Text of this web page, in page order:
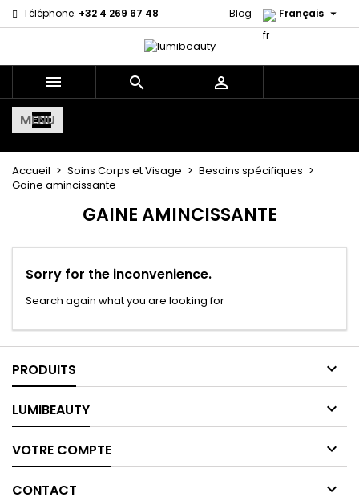
Téléphone: +32 4 269 67 48 Français 
Blog
  
MENU
Accueil Soins Corps et Visage
Besoins spécifiques
Gaine amincissante
GAINE AMINCISSANTE
Sorry for the inconvenience.
Search again what you are looking for
PRODUITS 
LUMIBEAUTY 
VOTRE COMPTE 
CONTACT 